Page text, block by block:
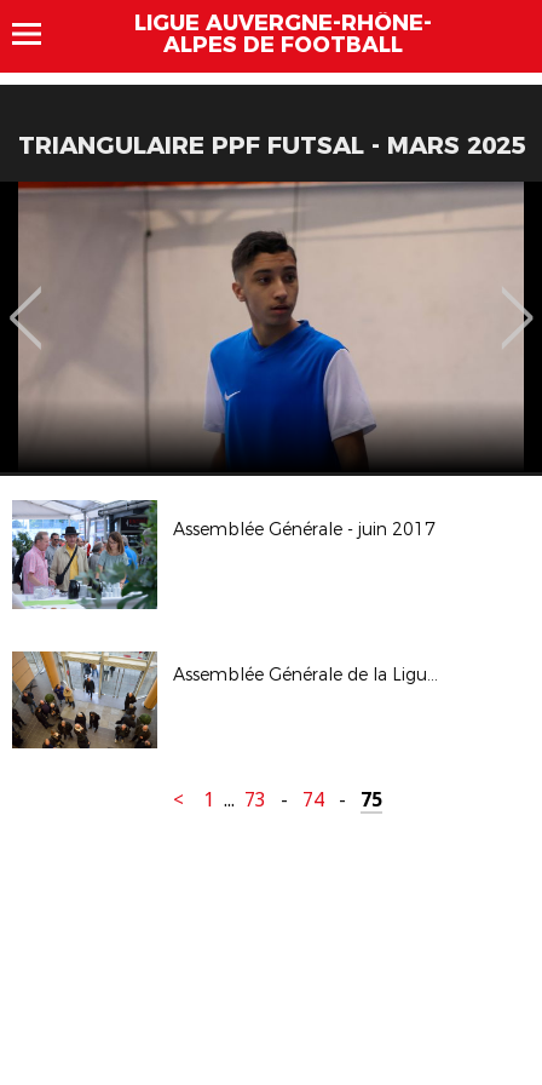
LIGUE AUVERGNE-RHÔNE-
ALPES DE FOOTBALL
TRIANGULAIRE PPF FUTSAL - MARS 2025
Assemblée Générale - juin 2017
Assemblée Générale de la Ligue - janv 2017
< 1 ... 73 - 74 - 75